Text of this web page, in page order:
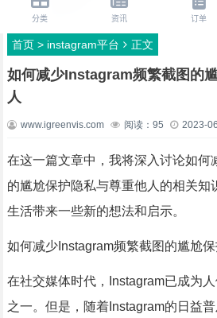
首页> instagram平台 正文
如何减少Instagram频繁截图的
人
www.igreenvis.com 阅读： 95 2023-
在这一篇文章中，我将深入讨论如何
的尴尬保护隐私与尊重他人的相关知
生活带来一些新的想法和启示。
如何减少Instagram频繁截图的尴尬
在社交媒体时代，Instagram已成为
之一。但是，随着Instagram的日益